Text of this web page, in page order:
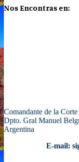
Nos Encontras en:
Comandante de la
Dpto. Gral Manuel
Argentina
E-mail: